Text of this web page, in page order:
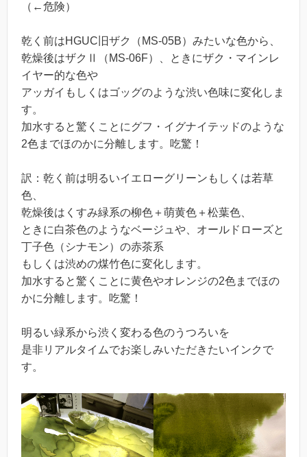
（←危険）
乾く前はHGUC旧ザク（MS-05B）みたいな色から、
乾燥後はザクⅡ（MS-06F）、ときにザク・マインレ
イヤー的な色や
アッガイもしくはゴッグのような渋い色味に変化しま
す。
加水すると驚くことにグフ・イグナイテッドのような
2色までほのかに分離します。吃驚！
訳：乾く前は明るいイエローグリーンもしくは若草
色、
乾燥後はくすみ緑系の柳色＋萌黄色＋松葉色、
ときに白茶色のようなベージュや、オールドローズと
丁子色（シナモン）の赤茶系
もしくは渋めの煤竹色に変化します。
加水すると驚くことに黄色やオレンジの2色までほの
かに分離します。吃驚！
明るい緑系から渋く変わる色のうつろいを
是非リアルタイムでお楽しみいただきたいインクで
す。